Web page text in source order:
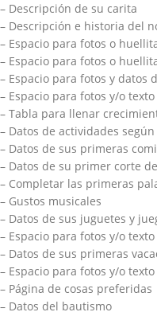
– Descripción de su carita
– Descripción e historia del
– Espacio para fotos o
– Espacio para fotos o
– Espacio para fotos y datos
– Espacio para fotos y/o
– Tabla para llenar
– Datos de actividades
– Datos de sus primeras
– Datos de su primer corte
– Completar las primeras
– Gustos musicales
– Datos de sus juguetes y
– Espacio para fotos y/o
– Datos de sus primeras
– Espacio para fotos y/o
– Página de cosas preferidas
– Datos del bautismo